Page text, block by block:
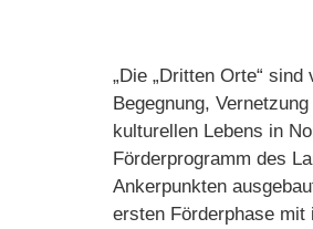
„Die „Dritten Orte“
Begegnung,
kulturellen Lebens in
Förderprogramm des
Ankerpunkten
ersten Förderphase